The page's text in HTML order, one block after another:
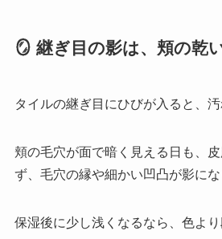
🪞 継ぎ目の影は、頬の乾
タイルの継ぎ目にひびが入ると、
頬の毛穴が面で暗く見える日も、
ず、毛穴の縁や細かい凹凸が影にな
保湿後に少し浅くなるなら、色より